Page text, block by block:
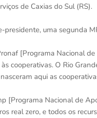
de Caxias do Sul (RS).
presidente, uma segunda
[Programa Nacional
cooperativas. O Rio
aqui as
[Programa Nacional de
real zero, e todos os